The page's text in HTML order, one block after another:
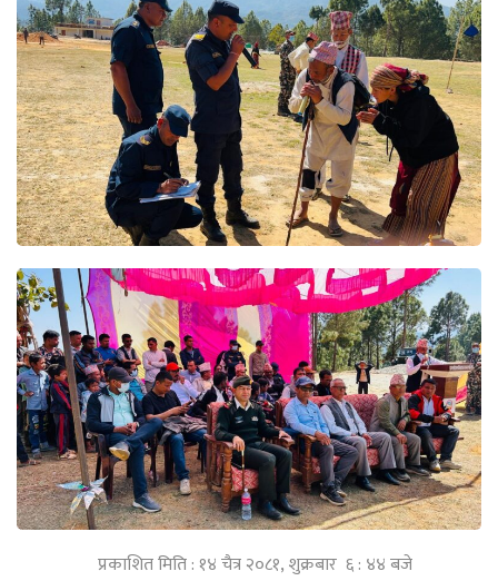
प्रकाशित मिति : १४ चैत्र २०८१, शुक्रबार ६ : ४४ बजे